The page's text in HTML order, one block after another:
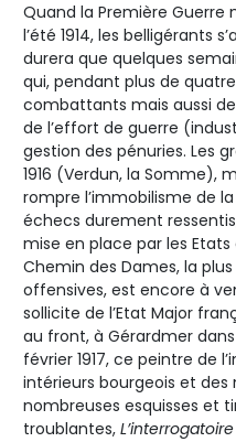
Quand la Première
l’été 1914, les belligérants
durera que quelques
qui, pendant plus de
combattants mais aussi
de l’effort de guerre
gestion des pénuries. Les
1916 (Verdun, la Somme),
rompre l’immobilisme de
échecs durement
mise en place par les Etats
Chemin des Dames, la
offensives, est encore à
sollicite de l’Etat Major
au front, à Gérardmer
février 1917, ce peintre de
intérieurs bourgeois et
nombreuses esquisses et
troublantes,